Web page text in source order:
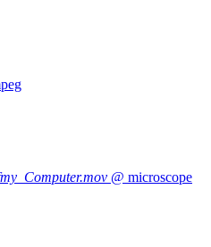
@ microscope